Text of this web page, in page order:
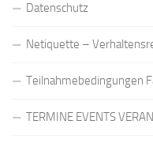
Datenschutz
Netiquette –
Teilnahmebedingungen
TERMINE EVENTS